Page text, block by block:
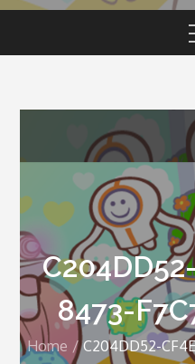
8473-
Home C204DD52-